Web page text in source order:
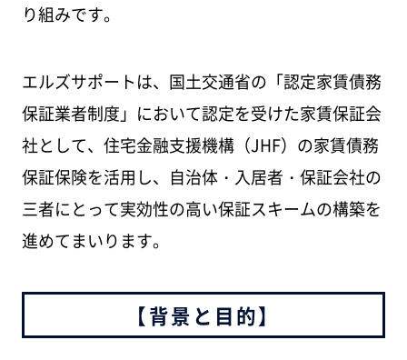
り組みです。
エルズサポートは、国土交通省の「認定家賃債務
保証業者制度」において認定を受けた家賃保証会
社として、住宅金融支援機構（JHF）の家賃債務
保証保険を活用し、自治体・入居者・保証会社の
三者にとって実効性の高い保証スキームの構築を
進めてまいります。
【背景と目的】